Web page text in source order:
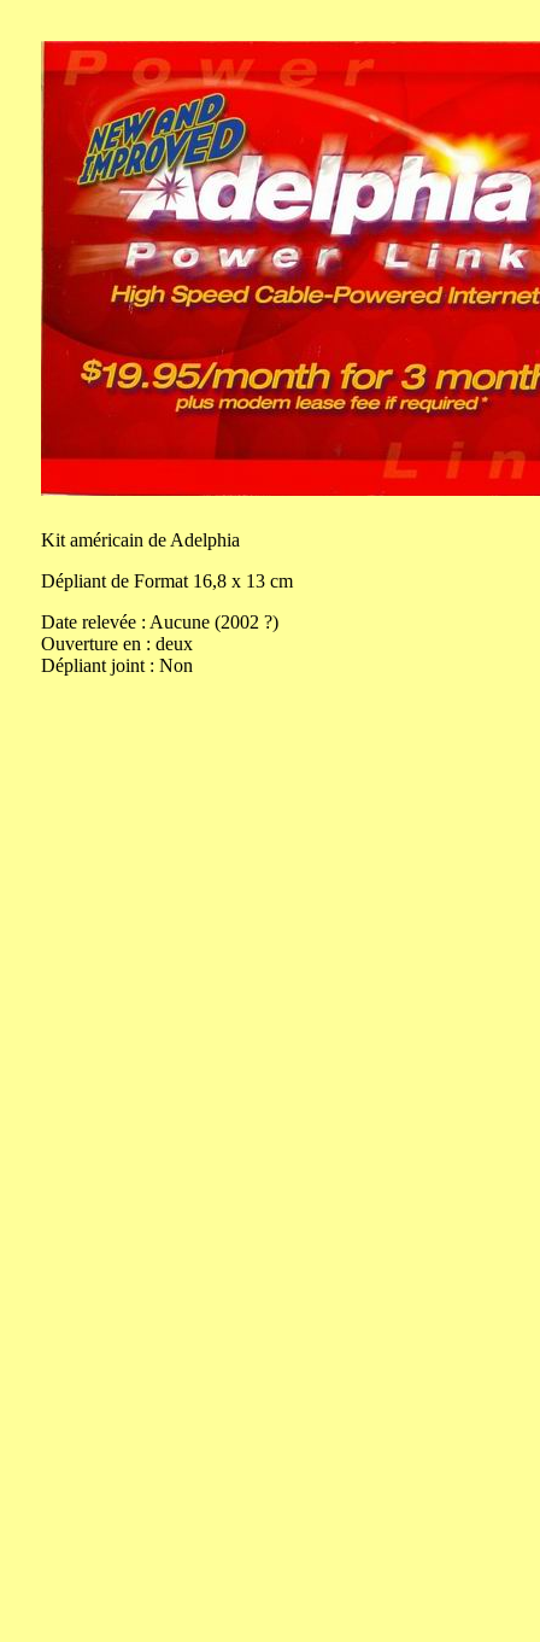
Kit américain de Adelphia
Dépliant de Format 16,8 x 13 cm
Date relevée : Aucune (2002 ?)
Ouverture en : deux
Dépliant joint : Non